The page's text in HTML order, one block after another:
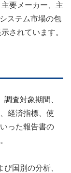
要メーカー、主
ステム市場の包
されています。
調査対象期間、
経済指標、使
った報告書の
び国別の分析、